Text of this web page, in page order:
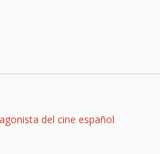
del cine español